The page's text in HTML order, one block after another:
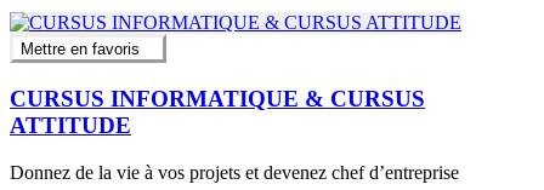
Mettre en favoris
CURSUS INFORMATIQUE & CURSUS
ATTITUDE
Donnez de la vie à vos projets et devenez chef d’entreprise